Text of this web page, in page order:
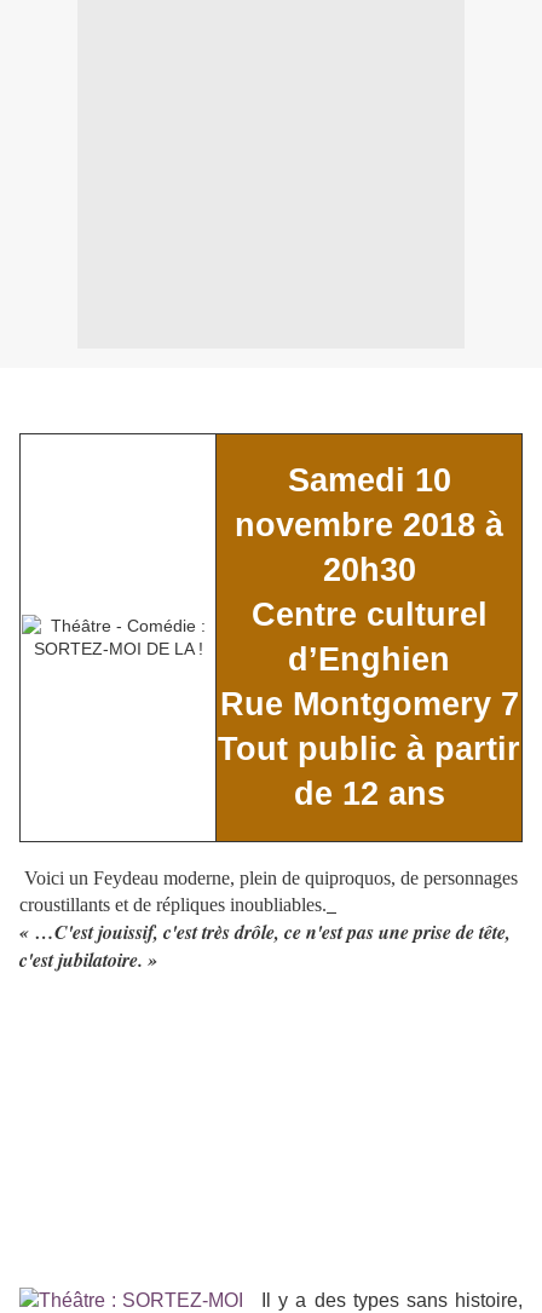
Samedi 10
novembre 2018 à
20h30
Centre culturel
d’Enghien
Rue Montgomery 7
Tout public à partir
de 12 ans
Voici un Feydeau moderne, plein de quiproquos, de personnages
croustillants et de répliques inoubliables.
« …C'est jouissif, c'est très drôle, ce n'est pas une prise de tête,
c'est jubilatoire. »
Il y a des types sans histoire,